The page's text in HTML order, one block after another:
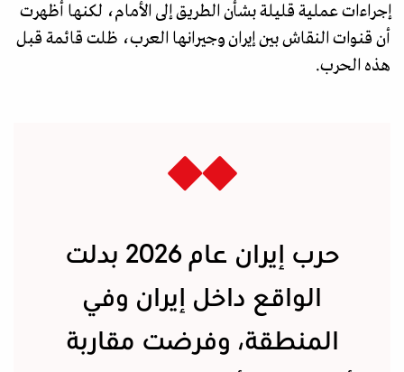
إجراءات عملية قليلة بشأن الطريق إلى الأمام، لكنها أظهرت
أن قنوات النقاش بين إيران وجيرانها العرب، ظلت قائمة قبل
هذه الحرب.
حرب إيران عام 2026 بدلت
الواقع داخل إيران وفي
المنطقة، وفرضت مقاربة